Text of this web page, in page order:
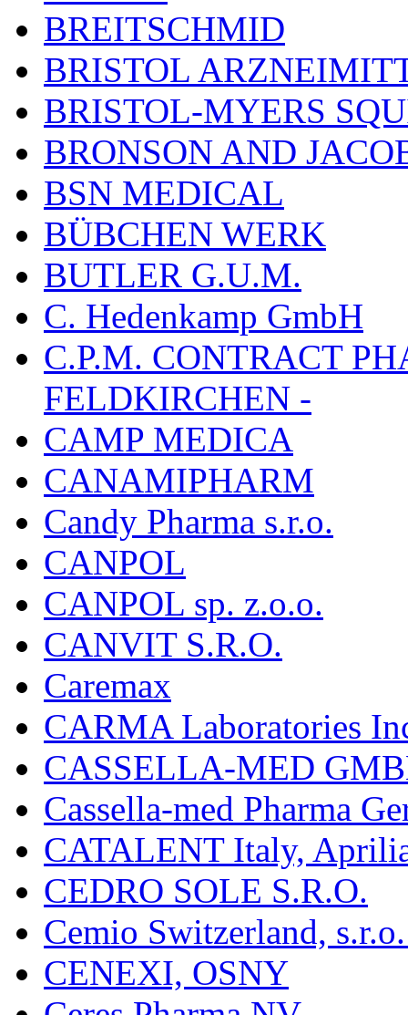
BREITSCHMID
BRISTOL
BRISTOL-MYERS
BRONSON AND
BSN MEDICAL
BÜBCHEN WERK
BUTLER G.U.M.
C. Hedenkamp GmbH
C.P.M. CONTRACT
FELDKIRCHEN -
CAMP MEDICA
CANAMIPHARM
Candy Pharma s.r.o.
CANPOL
CANPOL sp. z.o.o.
CANVIT S.R.O.
Caremax
CARMA Laboratories
CASSELLA-MED
Cassella-med Pharma
CATALENT Italy,
CEDRO SOLE S.R.O.
Cemio Switzerland,
CENEXI, OSNY